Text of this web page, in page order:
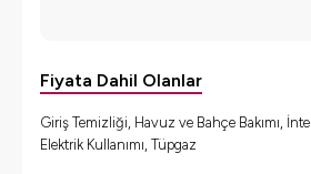
Fiyata Dahil Olanlar
Giriş Temizliği, Havuz ve Bahçe Bakımı,
Elektrik Kullanımı, Tüpgaz